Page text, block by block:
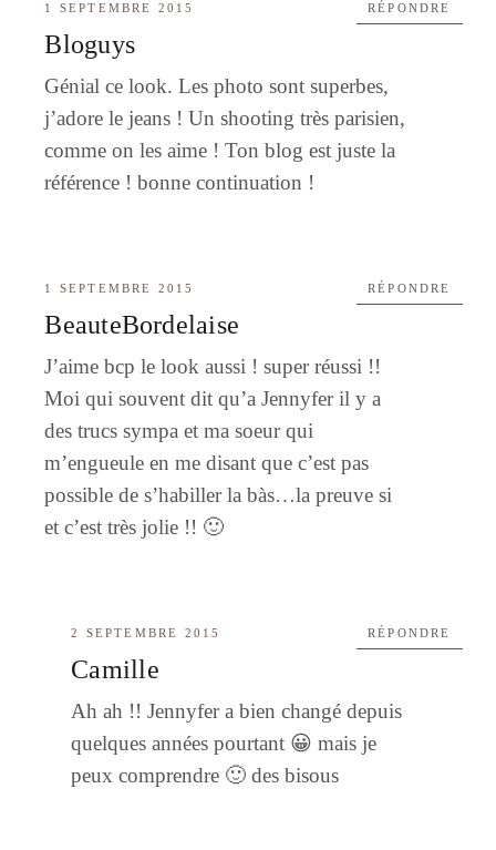
1 SEPTEMBRE 2015
Bloguys
Génial ce look. Les photo sont superbes,
j’adore le jeans ! Un shooting très parisien,
comme on les aime ! Ton blog est juste la
référence ! bonne continuation !
RÉPONDRE
1 SEPTEMBRE 2015
BeauteBordelaise
J’aime bcp le look aussi ! super réussi !!
Moi qui souvent dit qu’a Jennyfer il y a
des trucs sympa et ma soeur qui
m’engueule en me disant que c’est pas
possible de s’habiller la bàs…la preuve si
et c’est très jolie !! 🙂
RÉPONDRE
2 SEPTEMBRE 2015
Camille
Ah ah !! Jennyfer a bien changé depuis
quelques années pourtant 😀 mais je
peux comprendre 🙂 des bisous
RÉPONDRE